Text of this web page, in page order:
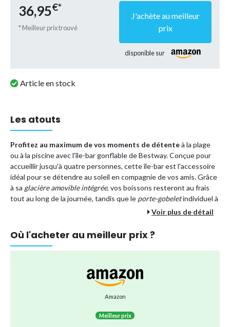
36,95€*
* Meilleur prix trouvé
J'achète au meilleur
prix
disponible sur
Article en stock
Les atouts
Profitez au maximum de vos moments de détenteà la plage
ou à la piscine avec l'île-bar gonflable de Bestway. Conçue pour
accueillir jusqu'à quatre personnes, cette île-bar est l'accessoire
idéal pour se détendre au soleil en compagnie de vos amis. Grâce
à sa glacière amovible intégrée, vos boissons resteront au frais
tout au long de la journée, tandis que le porte-gobeletindividuel à
chaque siège vous permettra de vivre un après-midi légendaire,
votre jardin.
Les caractéristiques remarquables de cette île-bar
Dimensions gonflées : 242 x 242 x 67 cm.
Charge maximale supportée : 360 kg. Convient
parfaitement pour quatre adultes.
Couleur attrayante : marron et blanc, ajoutant une touche
Voir plus de détail
Où l'acheter au meilleur prix ?
Amazon
Meilleur prix